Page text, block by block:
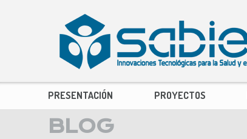
PRESENTACIÓN PROYECTOS
BLOG